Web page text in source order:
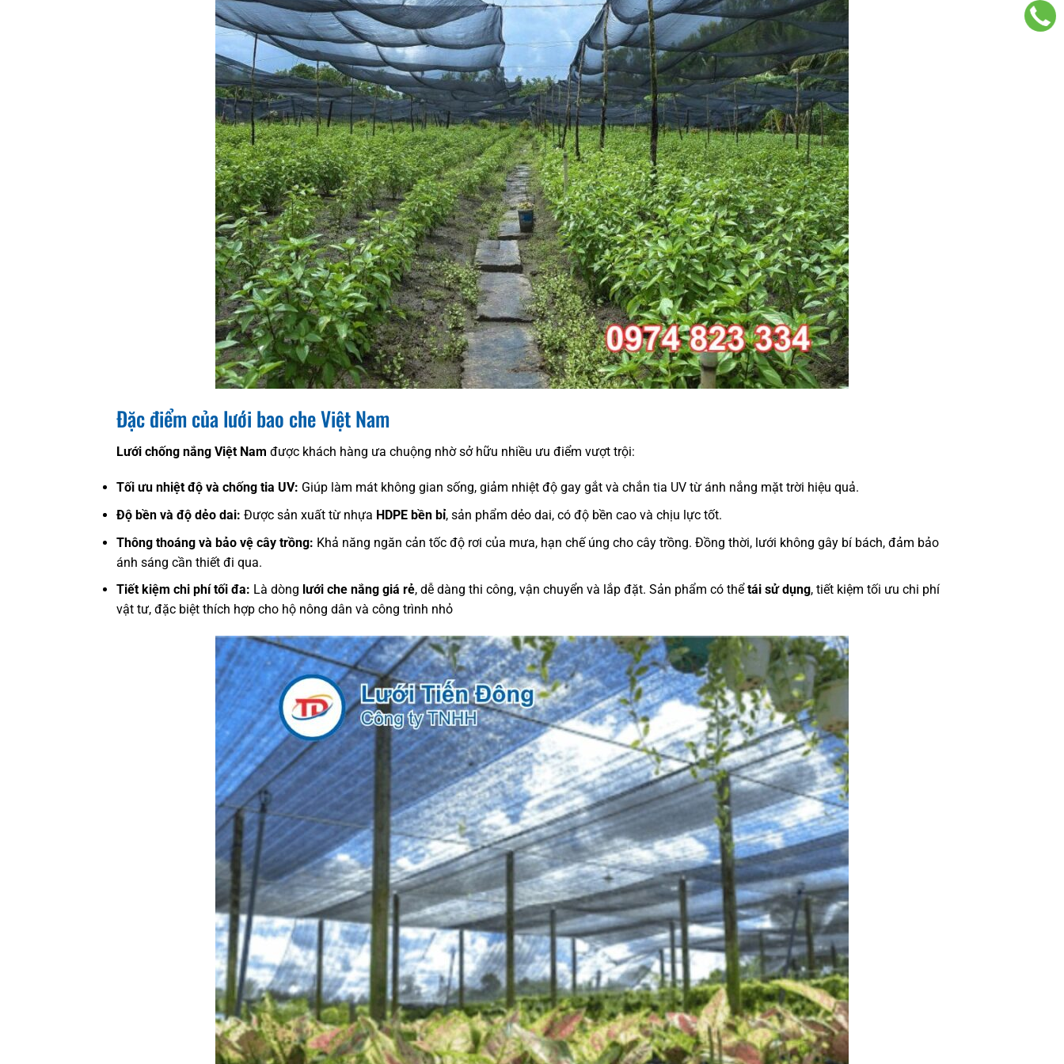
Đặc điểm của lưới bao che Việt Nam
Lưới chống nắng Việt Nam được khách hàng ưa chuộng nhờ sở hữu nhiều ưu điểm vượt trội:
Tối ưu nhiệt độ và chống tia UV: Giúp làm mát không gian sống, giảm nhiệt độ gay gắt và chắn tia UV từ ánh nắng mặt trời hiệu quả.
Độ bền và độ dẻo dai: Được sản xuất từ nhựa HDPE bền bỉ, sản phẩm dẻo dai, có độ bền cao và chịu lực tốt.
Thông thoáng và bảo vệ cây trồng: Khả năng ngăn cản tốc độ rơi của mưa, hạn chế úng cho cây trồng. Đồng thời, lưới không gây bí bách, đảm bảo
ánh sáng cần thiết đi qua.
Tiết kiệm chi phí tối đa: Là dòng lưới che nắng giá rẻ, dễ dàng thi công, vận chuyển và lắp đặt. Sản phẩm có thể tái sử dụng, tiết kiệm tối ưu chi phí
vật tư, đặc biệt thích hợp cho hộ nông dân và công trình nhỏ